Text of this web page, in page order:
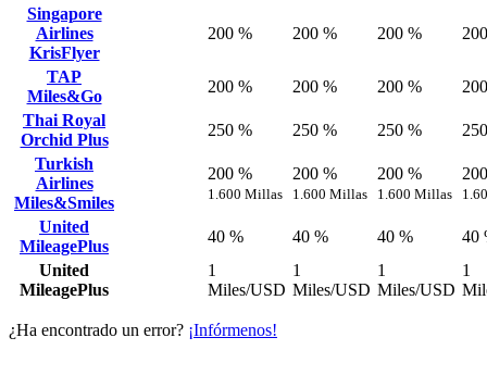
Singapore
Airlines
KrisFlyer
200 % 200 % 200 %
TAP
Miles&Go
200 % 200 % 200 %
Thai Royal
Orchid Plus
250 % 250 % 250 %
Turkish
Airlines
Miles&Smiles
200 %
1.600 Millas
200 %
1.600 Millas
200 %
1.600 Millas
United
MileagePlus
40 % 40 % 40 %
40
United
MileagePlus
1
Miles/USD
1
Miles/USD
1
Miles/USD
1
¿Ha encontrado un error? ¡Infórmenos!